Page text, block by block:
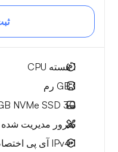
1هسته CPU
1 GB
رم
30 GB
NVMe SSD
سرور مدیریت شده
1 IPv4
آی پی